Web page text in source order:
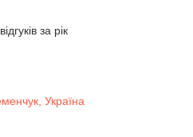
за рік
Україна